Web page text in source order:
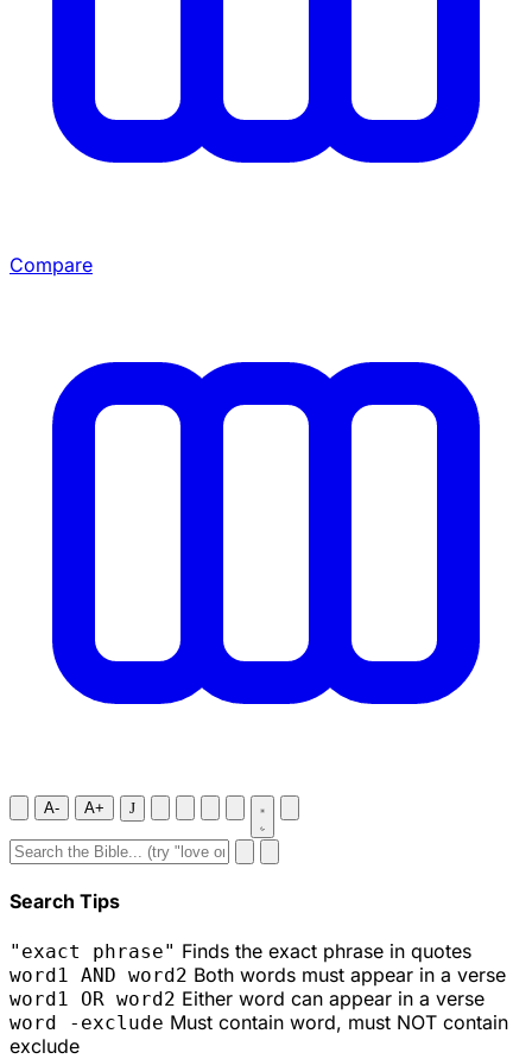
Compare
A- A+ J
Search Tips
"exact phrase" Finds the exact phrase in quotes
word1 AND word2 Both words must appear in a verse
word1 OR word2 Either word can appear in a verse
word -exclude Must contain word, must NOT contain
exclude